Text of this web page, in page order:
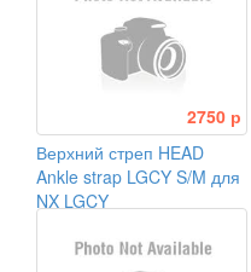
2750 р
Верхний стреп HEAD
Ankle strap LGCY S/M для
NX LGCY